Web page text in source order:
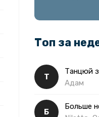
Топ за
Т
Танцюй
Адам
Б
Больше